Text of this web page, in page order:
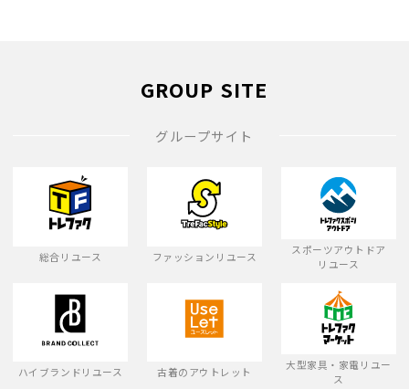
GROUP SITE
グループサイト
総合リユース ファッションリユース
スポーツアウトドア
リユース
ハイブランドリユース 古着のアウトレット
大型家具・家電リユー
ス